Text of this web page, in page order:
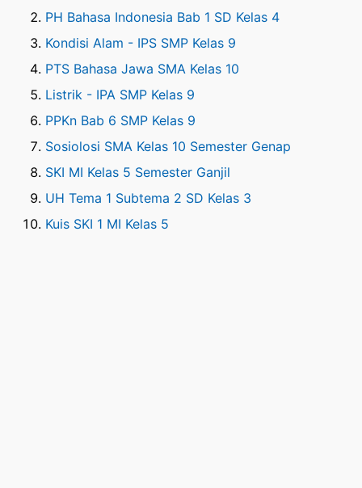
PH Bahasa Indonesia Bab 1 SD Kelas 4
Kondisi Alam - IPS SMP Kelas 9
PTS Bahasa Jawa SMA Kelas 10
Listrik - IPA SMP Kelas 9
PPKn Bab 6 SMP Kelas 9
Sosiolosi SMA Kelas 10 Semester Genap
SKI MI Kelas 5 Semester Ganjil
UH Tema 1 Subtema 2 SD Kelas 3
Kuis SKI 1 MI Kelas 5